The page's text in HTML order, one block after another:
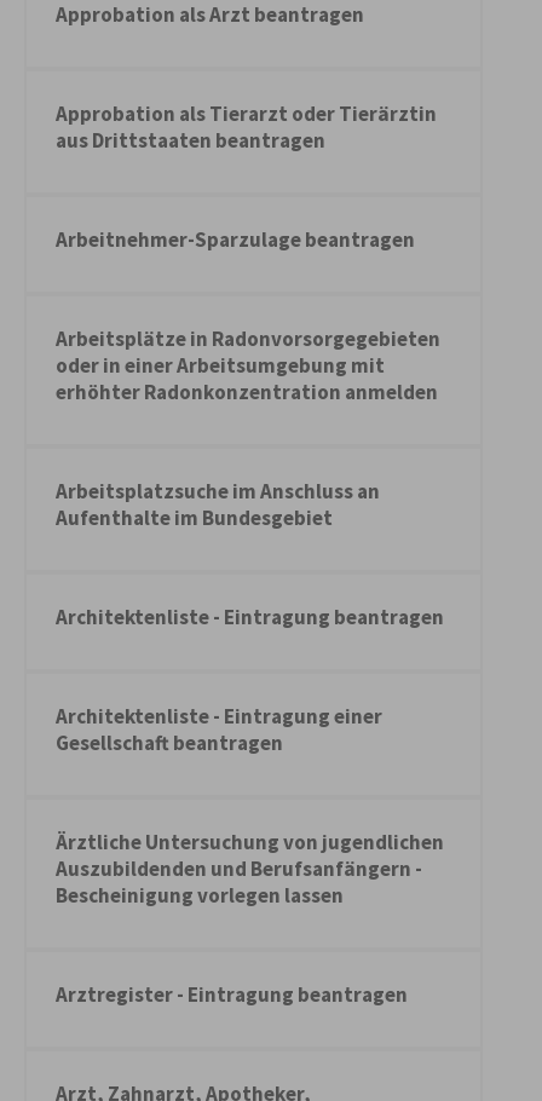
Approbation als Arzt beantragen
Approbation als Tierarzt oder Tierärztin
aus Drittstaaten beantragen
Arbeitnehmer-Sparzulage beantragen
Arbeitsplätze in Radonvorsorgegebieten
oder in einer Arbeitsumgebung mit
erhöhter Radonkonzentration anmelden
Arbeitsplatzsuche im Anschluss an
Aufenthalte im Bundesgebiet
Architektenliste - Eintragung beantragen
Architektenliste - Eintragung einer
Gesellschaft beantragen
Ärztliche Untersuchung von jugendlichen
Auszubildenden und Berufsanfängern -
Bescheinigung vorlegen lassen
Arztregister - Eintragung beantragen
Arzt, Zahnarzt, Apotheker,